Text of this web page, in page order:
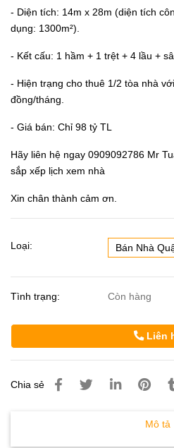
- Diện tích: 14m x 28m (diện tích
dụng: 1300m²).
- Kết cấu: 1 hầm + 1 trệt + 4 lầu +
- Hiện trạng cho thuê 1/2 tòa nhà
đồng/tháng.
- Giá bán: Chỉ 98 tỷ TL
Hãy liên hệ ngay 0909092786 Mr
sắp xếp lịch xem nhà
Xin chân thành cảm ơn.
Loại: Bán Nhà
Tình trạng: Còn hàng
Liên
Chia sẻ
Mô tả